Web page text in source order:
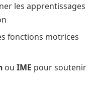
les apprentissages
fonctions motrices
ou IME pour soutenir